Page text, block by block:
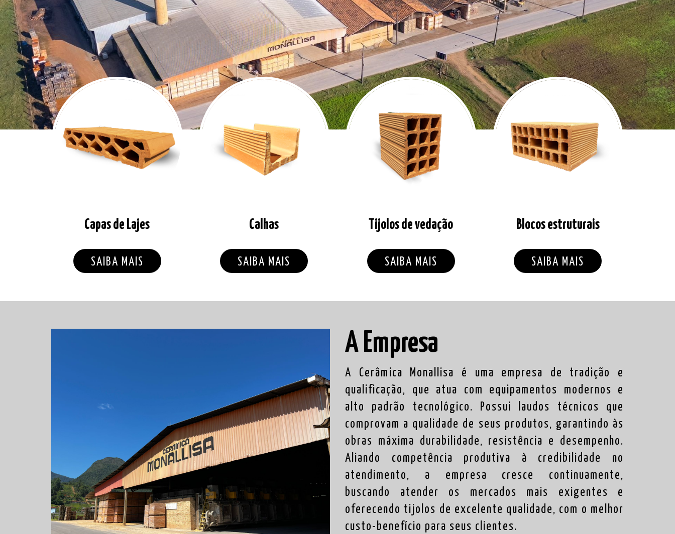
Capas de Lajes
SAIBA MAIS
Calhas
SAIBA MAIS
Tijolos de vedação
SAIBA MAIS
Blocos estruturais
SAIBA MAIS
A Empresa
A Cerâmica Monallisa é uma empresa de tradição e
qualificação, que atua com equipamentos modernos e
alto padrão tecnológico. Possui laudos técnicos que
comprovam a qualidade de seus produtos, garantindo às
obras máxima durabilidade, resistência e desempenho.
Aliando competência produtiva à credibilidade no
atendimento, a empresa cresce continuamente,
buscando atender os mercados mais exigentes e
oferecendo tijolos de excelente qualidade, com o melhor
custo-benefício para seus clientes.